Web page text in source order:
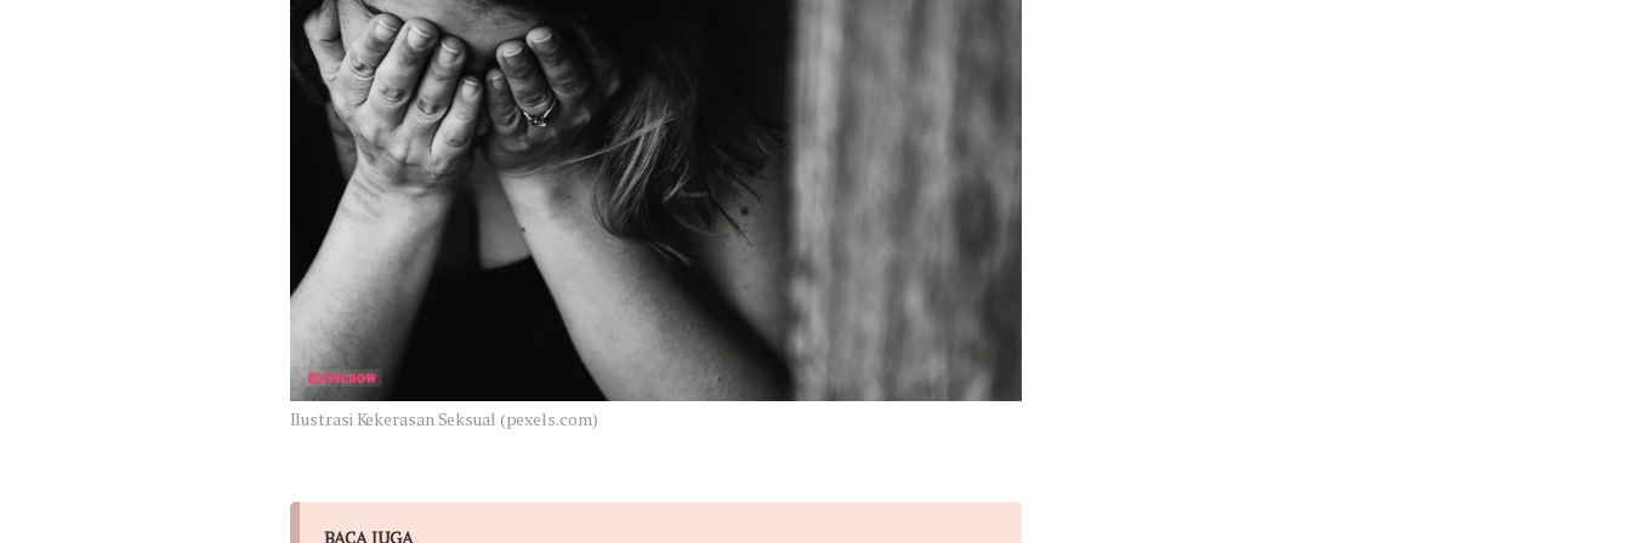
Ilustrasi Kekerasan Seksual (pexels.com)
BACA JUGA